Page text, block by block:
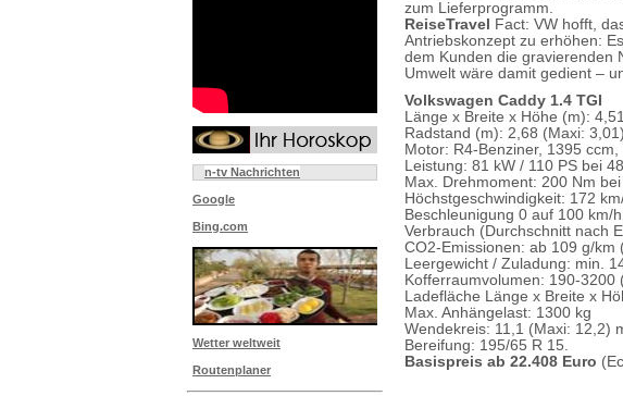
zum Lieferprogramm.
ReiseTravel Fact: VW hofft,
Antriebskonzept zu erhöhen:
dem Kunden die gravierenden
Umwelt wäre damit gedient –
Volkswagen Caddy 1.4 TGI
Länge x Breite x Höhe (m):
Radstand (m): 2,68 (Maxi: 3,01)
Motor: R4-Benziner, 1395
Leistung: 81 kW / 110 PS bei
Max. Drehmoment: 200 Nm
Höchstgeschwindigkeit: 172
Beschleunigung 0 auf 100 km/
Verbrauch (Durchschnitt nach
CO2-Emissionen: ab 109 g/km
Leergewicht / Zuladung: min.
Kofferraumvolumen: 190-3200
Ladefläche Länge x Breite x
Max. Anhängelast: 1300 kg
Wendekreis: 11,1 (Maxi: 12,2)
Bereifung: 195/65 R 15.
Basispreis ab 22.408 Euro
n-tv Nachrichten
Google
Bing.com
Wetter weltweit
Routenplaner